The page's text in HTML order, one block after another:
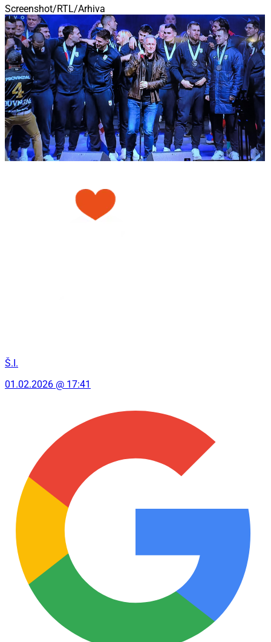
Screenshot/RTL/Arhiva
Š.I.
01.02.2026 @ 17:41